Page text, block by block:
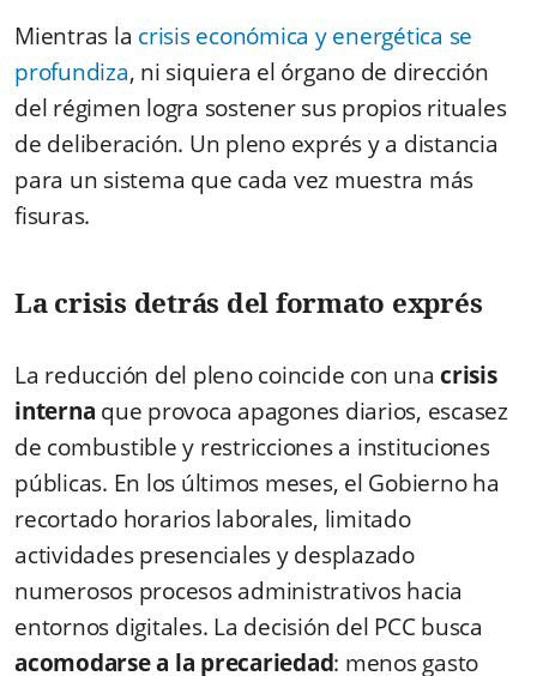
Mientras la crisis económica y energética se
profundiza, ni siquiera el órgano de dirección
del régimen logra sostener sus propios rituales
de deliberación. Un pleno exprés y a distancia
para un sistema que cada vez muestra más
fisuras.
La crisis detrás del formato exprés
La reducción del pleno coincide con una crisis
interna que provoca apagones diarios, escasez
de combustible y restricciones a instituciones
públicas. En los últimos meses, el Gobierno ha
recortado horarios laborales, limitado
actividades presenciales y desplazado
numerosos procesos administrativos hacia
entornos digitales. La decisión del PCC busca
acomodarse a la precariedad: menos gasto